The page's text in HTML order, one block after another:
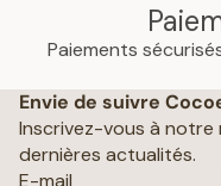
Paiements
Envie de suivre
Inscrivez-vous à
dernières actualités.
E-mail
Mentions légales
Conditions générales de